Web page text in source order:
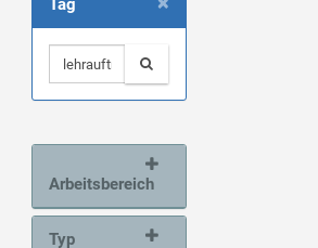
Tag
Arbeitsbereich
Typ